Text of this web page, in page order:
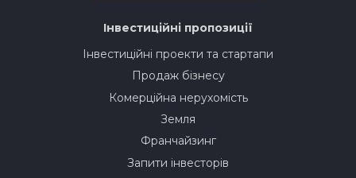
Інвестиційні пропозиції
Інвестиційні проекти та стартапи
Продаж бізнесу
Комерційна нерухомість
Земля
Франчайзинг
Запити інвесторів